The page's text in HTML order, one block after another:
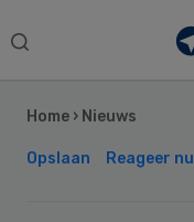
Search
Home › Nieuws
Opslaan Reageer nu
Sidebar